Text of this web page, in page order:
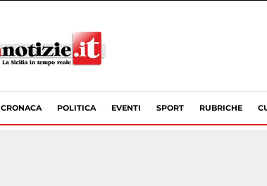
CRONACA POLITICA EVENTI SPORT RUBRICHE